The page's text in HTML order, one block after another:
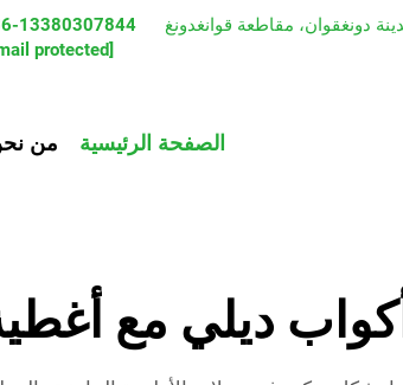
13380307844
protected]
الصفحة الرئيسية من
أكواب ديلي مع